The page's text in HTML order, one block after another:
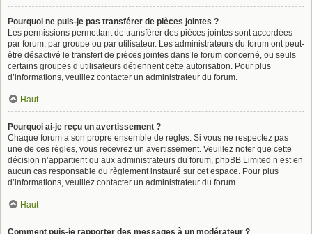
Pourquoi ne puis-je pas transférer de pièces jointes ?
Les permissions permettant de transférer des pièces jointes sont accordées
par forum, par groupe ou par utilisateur. Les administrateurs du forum ont peut-
être désactivé le transfert de pièces jointes dans le forum concerné, ou seuls
certains groupes d’utilisateurs détiennent cette autorisation. Pour plus
d’informations, veuillez contacter un administrateur du forum.
Haut
Pourquoi ai-je reçu un avertissement ?
Chaque forum a son propre ensemble de règles. Si vous ne respectez pas
une de ces règles, vous recevrez un avertissement. Veuillez noter que cette
décision n’appartient qu’aux administrateurs du forum, phpBB Limited n’est en
aucun cas responsable du règlement instauré sur cet espace. Pour plus
d’informations, veuillez contacter un administrateur du forum.
Haut
Comment puis-je rapporter des messages à un modérateur ?